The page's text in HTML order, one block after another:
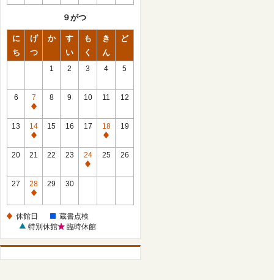
９がつ
に
ち
げ
つ
か
す
い
も
く
き
ん
ど
1 2 3 4 5
6
7
休
館
日
8 9 10 11 12
13
14
休
館
15 16 17
18
休
館
19
20 21 22 23
24
休
25 26
27
28
休
日
29 30
休館日
蔵書点検
特別休館
臨時休館